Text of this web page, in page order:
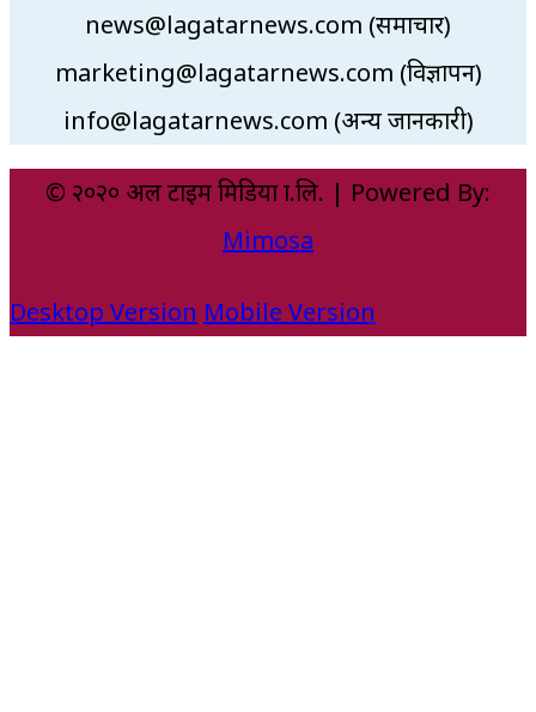
news@lagatarnews.com (समाचार)
marketing@lagatarnews.com (विज्ञापन)
info@lagatarnews.com (अन्य जानकारी)
© २०२० अल टाइम मिडिया प्रा.लि. | Powered By:
Mimosa
Desktop Version Mobile Version